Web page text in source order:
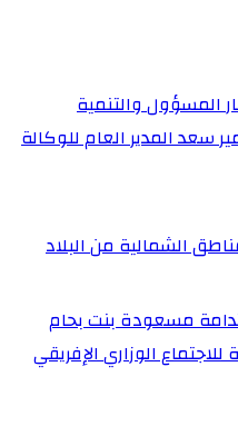
المسؤول والتنمية
سعد المدير العام للوكالة
الشمالية من البلاد
مسعودة بنت بحام
الوزاري الإفريقي